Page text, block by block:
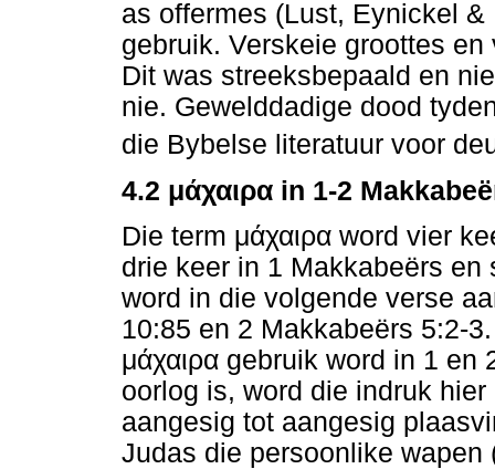
as offermes (Lust, Eynickel &
gebruik. Verskeie groottes
Dit was streeksbepaald en
nie. Gewelddadige dood
die Bybelse literatuur voor
4.2 μάχαιρα in 1-2
Die term μάχαιρα word vier
drie keer in 1 Makkabeërs
word in die volgende verse
10:85 en 2 Makkabeërs 5:2-
μάχαιρα gebruik word in 1 en
oorlog is, word die indruk
aangesig tot aangesig
Judas die persoonlike wapen